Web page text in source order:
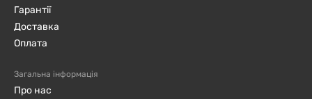
Гарантії
Доставка
Оплата
Загальна інформація
Про нас